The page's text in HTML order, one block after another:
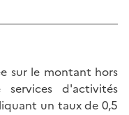
sur le montant hors
d'activités
un taux de 0,5